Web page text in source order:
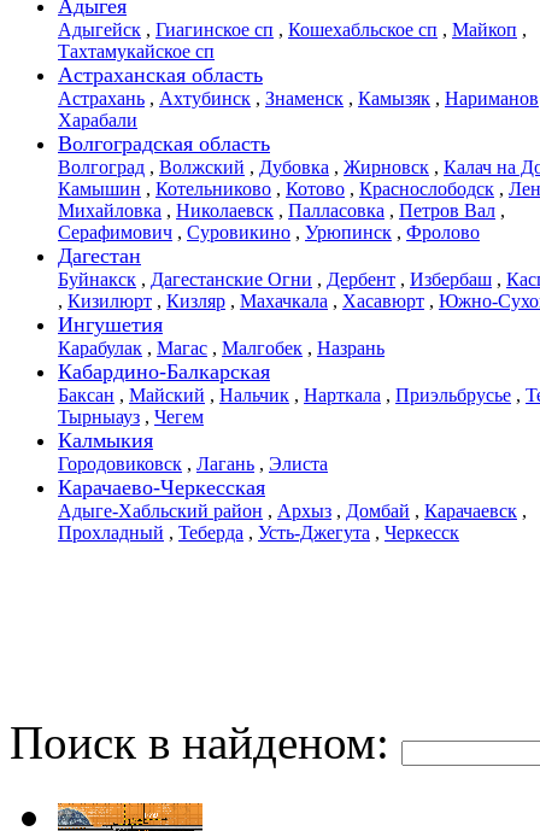
Адыгея
Адыгейск , Гиагинское сп , Кошехабльское сп , Майкоп ,
Тахтамукайское сп
Астраханская область
Астрахань , Ахтубинск , Знаменск , Камызяк , Нариманов
Харабали
Волгоградская область
Волгоград , Волжский , Дубовка , Жирновск , Калач на
Камышин , Котельниково , Котово , Краснослободск ,
Михайловка , Николаевск , Палласовка , Петров Вал ,
Серафимович , Суровикино , Урюпинск , Фролово
Дагестан
Буйнакск , Дагестанские Огни , Дербент , Избербаш ,
, Кизилюрт , Кизляр , Махачкала , Хасавюрт , Южно-
Ингушетия
Карабулак , Магас , Малгобек , Назрань
Кабардино-Балкарская
Баксан , Майский , Нальчик , Нарткала , Приэльбрусье ,
Тырныауз , Чегем
Калмыкия
Городовиковск , Лагань , Элиста
Карачаево-Черкесская
Адыге-Хабльский район , Архыз , Домбай , Карачаевск ,
Прохладный , Теберда , Усть-Джегута , Черкесск
Поиск в найденом: